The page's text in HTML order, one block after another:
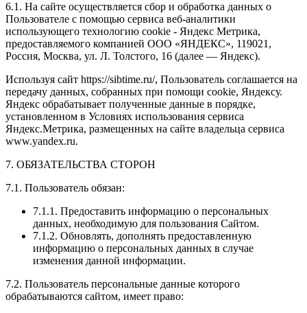
6.1. На сайте осуществляется сбор и обработка данных о
Пользователе с помощью сервиса веб-аналитики
использующего технологию cookie - Яндекс Метрика,
предоставляемого компанией ООО «ЯНДЕКС», 119021,
Россия, Москва, ул. Л. Толстого, 16 (далее — Яндекс).
Используя сайт https://sibtime.ru/, Пользователь соглашается на
передачу данных, собранных при помощи cookie, Яндексу.
Яндекс обрабатывает полученные данные в порядке,
установленном в Условиях использования сервиса
Яндекс.Метрика, размещенных на сайте владельца сервиса
www.yandex.ru.
7. ОБЯЗАТЕЛЬСТВА СТОРОН
7.1. Пользователь обязан:
7.1.1. Предоставить информацию о персональных
данных, необходимую для пользования Сайтом.
7.1.2. Обновлять, дополнять предоставленную
информацию о персональных данных в случае
изменения данной информации.
7.2. Пользователь персональные данные которого
обрабатываются сайтом, имеет право: